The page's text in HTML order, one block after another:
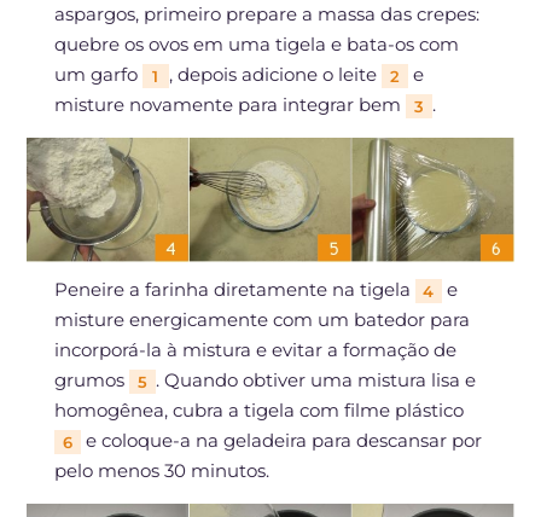
aspargos, primeiro prepare a massa das crepes:
quebre os ovos em uma tigela e bata-os com
um garfo
1 , depois adicione o leite 2
e
misture novamente para integrar bem
3 .
Peneire a farinha diretamente na tigela 4
e
misture energicamente com um batedor para
incorporá-la à mistura e evitar a formação de
grumos
5 . Quando obtiver uma mistura lisa e
homogênea, cubra a tigela com filme plástico
6
e coloque-a na geladeira para descansar por
pelo menos 30 minutos.